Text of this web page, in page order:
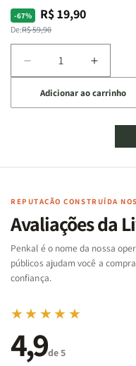
-67%
Preço
normal
De:R$ 59,90
Preço
promocional
R$ 19,90
Diminuir
a
quantidade
de
Cartas
Famílias
Bíblia
-
Penkal
a
de
Jogo
Cartas
da
Bíblia
-
Penkal
Adicionar ao carrinho
REPUTAÇÃO CONSTRUÍDA
Avaliações da
Penkal é o nome da nossa
públicos ajudam você a
confiança.
★★★★★
4,9de 5